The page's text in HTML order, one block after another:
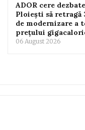
ADOR cere
Ploiești să
de modernizare a
prețului
06 August 2026